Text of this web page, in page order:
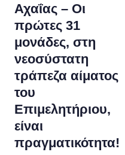
Αχαΐας – Οι
πρώτες 31
μονάδες, στη
νεοσύστατη
τράπεζα αίματος
του
Επιμελητήριου,
είναι
πραγματικότητα!